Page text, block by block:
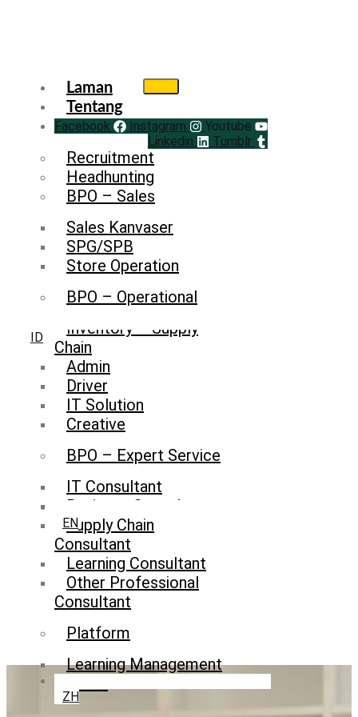
Laman
Tentang
Service
Recruitment
Headhunting
BPO – Sales
Sales Kanvaser
SPG/SPB
Store Operation
BPO – Operational
Inventory – Supply
Chain
Admin
Driver
IT Solution
Creative
BPO – Expert Service
IT Consultant
Business Consultant
Supply Chain
Consultant
Learning Consultant
Other Professional
Consultant
Platform
Learning Management
Facebook Instagram
Youtube
Linkedin
Tumblr
ID
EN
ZH